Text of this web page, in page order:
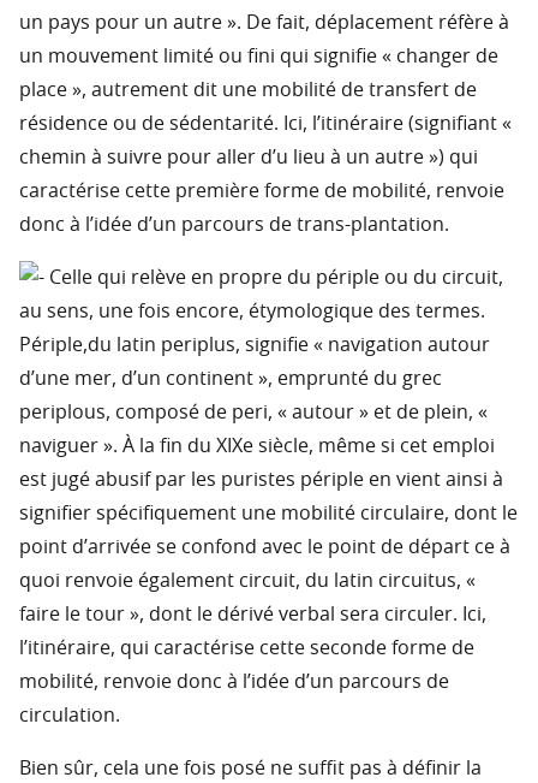
un pays pour un autre ». De fait, déplacement réfère à
un mouvement limité ou fini qui signifie « changer de
place », autrement dit une mobilité de transfert de
résidence ou de sédentarité. Ici, l’itinéraire (signifiant «
chemin à suivre pour aller d’u lieu à un autre ») qui
caractérise cette première forme de mobilité, renvoie
donc à l’idée d’un parcours de trans-plantation.
Celle qui relève en propre du périple ou du circuit,
au sens, une fois encore, étymologique des termes.
Périple,du latin periplus, signifie « navigation autour
d’une mer, d’un continent », emprunté du grec
periplous, composé de peri, « autour » et de plein, «
naviguer ». À la fin du XIXe siècle, même si cet emploi
est jugé abusif par les puristes périple en vient ainsi à
signifier spécifiquement une mobilité circulaire, dont le
point d’arrivée se confond avec le point de départ ce à
quoi renvoie également circuit, du latin circuitus, «
faire le tour », dont le dérivé verbal sera circuler. Ici,
l’itinéraire, qui caractérise cette seconde forme de
mobilité, renvoie donc à l’idée d’un parcours de
circulation.
Bien sûr, cela une fois posé ne suffit pas à définir la